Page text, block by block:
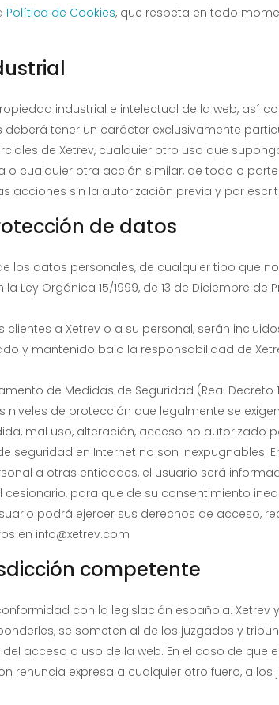
Política de Cookies, que respeta en todo
industrial e intelectual de la web, así
tener un carácter exclusivamente
de Xetrev, cualquier otro uso que
cualquier otra acción similar, de todo o
acciones sin la autorización previa y por
de datos
los datos personales, de cualquier tipo que
Ley Orgánica 15/1999, de 13 de Diciembre de
a Xetrev o a su personal, serán
y mantenido bajo la responsabilidad de
de Medidas de Seguridad (Real Decreto
de protección que legalmente se
mal uso, alteración, acceso no autorizado
seguridad en Internet no son inexpugnables.
a otras entidades, el usuario será
para que de su consentimiento
podrá ejercer sus derechos de acceso,
en info@xetrev.com
competente
con la legislación española. Xetrev
se someten al de los juzgados y
acceso o uso de la web. En el caso de que
renuncia expresa a cualquier otro fuero, a